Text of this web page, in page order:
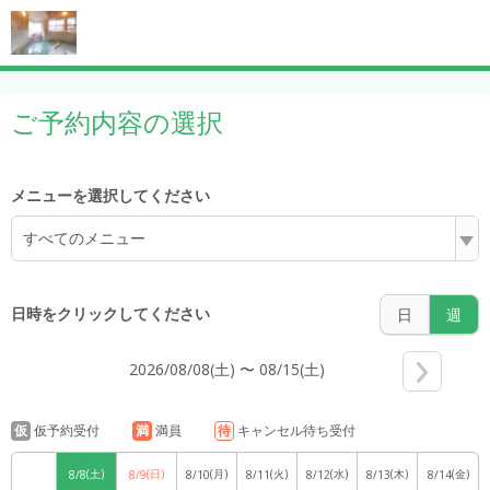
ご予約内容の選択
メニューを選択してください
すべてのメニュー
日時をクリックしてください 日 週
2026/08/08(土) 〜 08/15(土)
仮 仮予約受付 満 満員 待 キャンセル待ち受付
8/8(土) 8/9(日) 8/10(月) 8/11(火) 8/12(水) 8/13(木) 8/14(金)
7:00